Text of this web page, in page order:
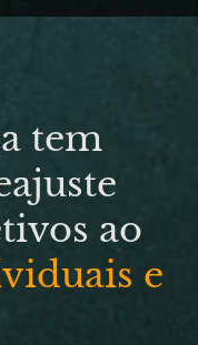
tem
ao
e